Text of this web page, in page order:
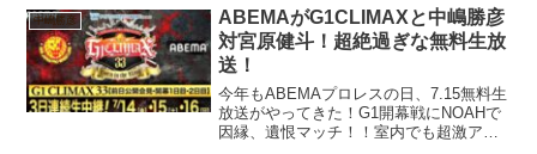
イルや行動を指してるのかもしれません
が、師匠は佐々木健介。そ...
中嶋勝彦
ABEMAがG1CLIMAXと中嶋勝彦
対宮原健斗！超絶過ぎな無料生放
送！
今年もABEMAプロレスの日、7.15無料生
放送がやってきた！G1開幕戦にNOAHで
因縁、遺恨マッチ！！室内でも超激アツ